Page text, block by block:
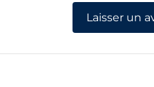
Laisser un